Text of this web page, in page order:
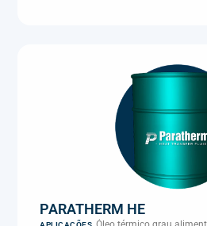
PARATHERM HE